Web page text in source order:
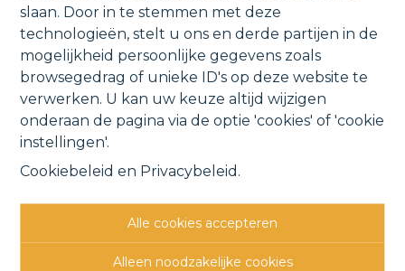
slaan. Door in te stemmen met deze
technologieën, stelt u ons en derde partijen in de
mogelijkheid persoonlijke gegevens zoals
browsegedrag of unieke ID's op deze website te
verwerken. U kan uw keuze altijd wijzigen
onderaan de pagina via de optie 'cookies' of 'cookie
instellingen'.
Cookiebeleid en Privacybeleid .
Alle cookies accepteren
Alleen noodzakelijke cookies
CONTACTGEGEVENS
Verbindingsweg 41
1880 Kapelle-o/d-Bos
015 711 000
info@clavisvastgoed.be
OPENINGSUREN
9u - 12u
13u - 17u
9u - 12u
op afspraak